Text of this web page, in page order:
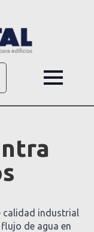
calidad industrial
de agua en